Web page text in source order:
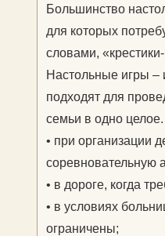
Большинство
для которых
словами,
Настольные игры –
подходят для
семьи в одно
• при организации
соревновательную
• в дороге, когда
• в условиях
ограничены;